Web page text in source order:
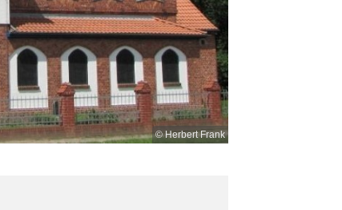
© Herbert Frank